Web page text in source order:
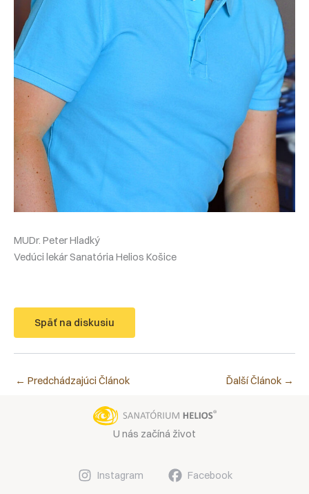
MUDr. Peter Hladký
Vedúci lekár Sanatória Helios Košice
Späť na diskusiu
← Predchádzajúci Článok Ďalší Článok →
U nás začíná život
Instagram Facebook